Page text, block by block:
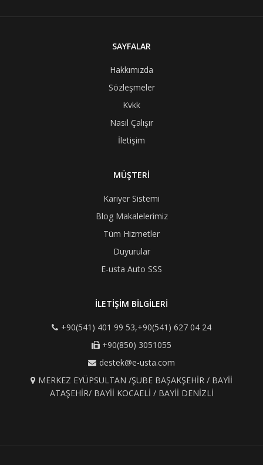
SAYFALAR
Hakkımızda
Sözleşmeler
Kvkk
Nasıl Çalışır
İletişim
MÜŞTERİ
Kariyer Sistemi
Blog Makalelerimiz
Tüm Hizmetler
Duyurular
E-usta Auto SSS
İLETİŞİM BİLGİLERİ
+90(541) 401 99 53,+90(541) 627 04 24
+90(850) 3051055
destek@e-usta.com
MERKEZ EYÜPSULTAN /ŞUBE BAŞAKŞEHİR / BAYİİ
ATAŞEHİR/ BAYİİ KOCAELİ / BAYİİ DENİZLİ